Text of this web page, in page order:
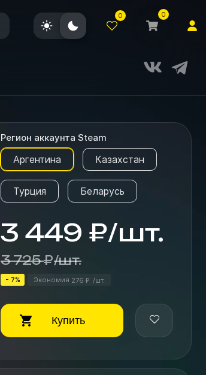
0 0
Регион аккаунта Steam
Аргентина Казахстан
Турция Беларусь
3 449 ₽/шт.
3 725 ₽/шт.
- 7% Экономия 276 ₽ /шт.
Купить